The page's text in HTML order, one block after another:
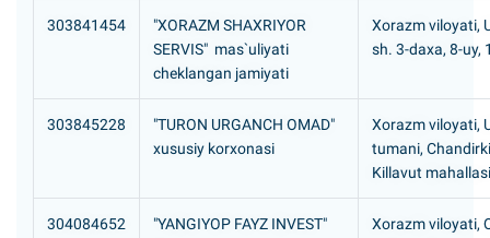
303841454
"XORAZM SHAXRIYOR
SERVIS" mas`uliyati
cheklangan jamiyati
Xorazm viloyati,
sh. 3-daxa, 8-uy,
303845228
"TURON URGANCH OMAD"
xususiy korxonasi
Xorazm viloyati,
tumani,
Killavut mahallasi
304084652
"YANGIYOP FAYZ INVEST"
Xorazm viloyati,